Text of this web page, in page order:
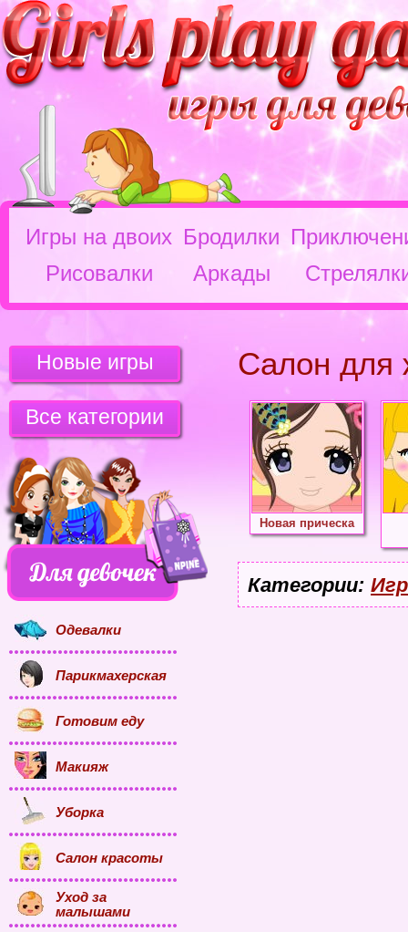
Игры на двоих Бродилки
Рисовалки
Аркады
Салон для
Новая прическа
Категории:
Новые игры
Все категории
Одевалки
Парикмахерская
Готовим еду
Макияж
Уборка
Салон красоты
Уход за
малышами